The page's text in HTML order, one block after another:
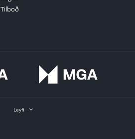
Tilboð
Leyfi